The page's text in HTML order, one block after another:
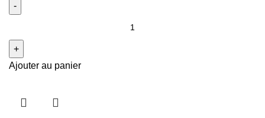
Ajouter au panier